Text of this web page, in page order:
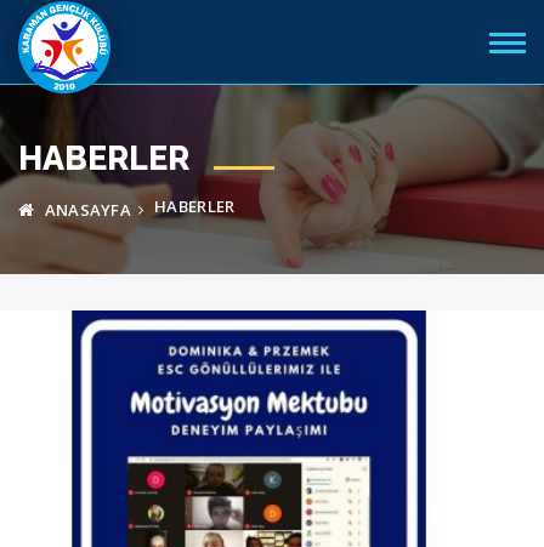
HABERLER
ANASAYFA HABERLER